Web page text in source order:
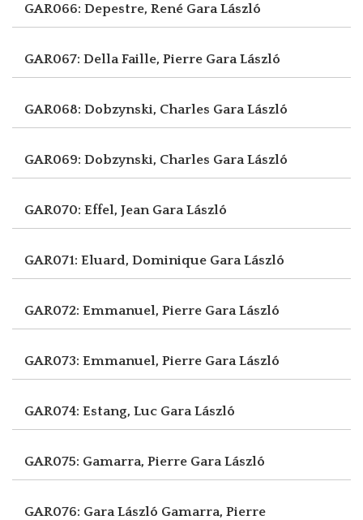
GAR066: Depestre, René Gara László
GAR067: Della Faille, Pierre Gara László
GAR068: Dobzynski, Charles Gara László
GAR069: Dobzynski, Charles Gara László
GAR070: Effel, Jean Gara László
GAR071: Eluard, Dominique Gara László
GAR072: Emmanuel, Pierre Gara László
GAR073: Emmanuel, Pierre Gara László
GAR074: Estang, Luc Gara László
GAR075: Gamarra, Pierre Gara László
GAR076: Gara László Gamarra, Pierre